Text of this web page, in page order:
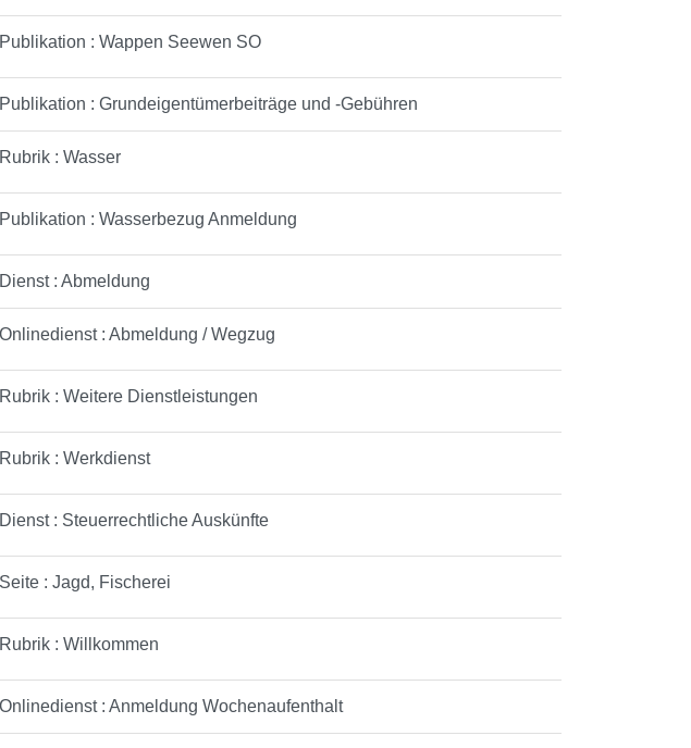
Publikation : Wappen Seewen SO
Publikation : Grundeigentümerbeiträge und -Gebühren
Rubrik : Wasser
Publikation : Wasserbezug Anmeldung
Dienst : Abmeldung
Onlinedienst : Abmeldung / Wegzug
Rubrik : Weitere Dienstleistungen
Rubrik : Werkdienst
Dienst : Steuerrechtliche Auskünfte
Seite : Jagd, Fischerei
Rubrik : Willkommen
Onlinedienst : Anmeldung Wochenaufenthalt